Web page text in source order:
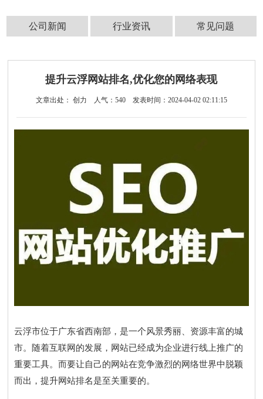
公司新闻 行业资讯 常见问题
提升云浮网站排名,优化您的网络表现
文章出处： 创力 人气： 540 发表时间：2024-04-02 02:11:15
云浮市位于广东省西南部，是一个风景秀丽、资源丰富的城
市。随着互联网的发展，网站已经成为企业进行线上推广的
重要工具。而要让自己的网站在竞争激烈的网络世界中脱颖
而出，提升网站排名是至关重要的。